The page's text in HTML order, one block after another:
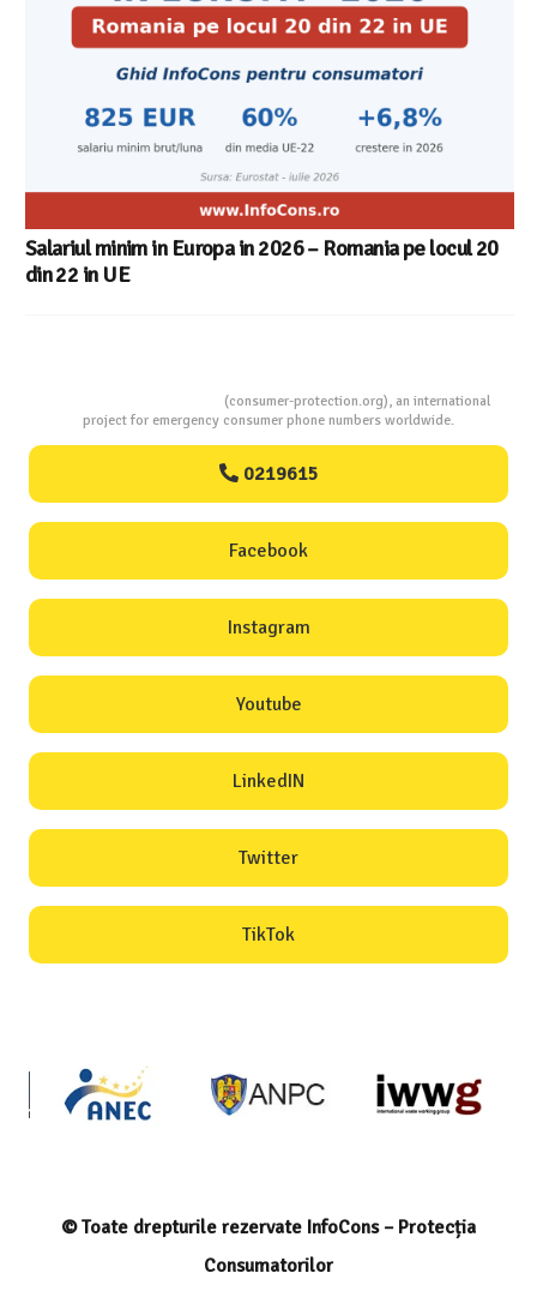
Salariul minim in Europa in 2026 – Romania pe locul 20
din 22 in UE
(consumer-protection.org), an international
project for emergency consumer phone numbers worldwide.
0219615
Facebook
Instagram
Youtube
LinkedIN
Twitter
TikTok
© Toate drepturile rezervate InfoCons – Protecția
Consumatorilor